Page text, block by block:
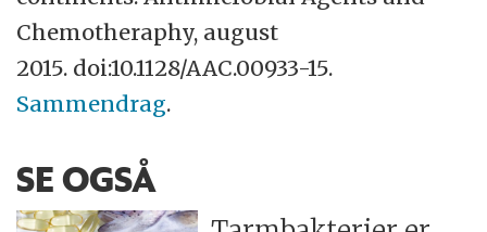
Chemotheraphy, august
2015. doi:10.1128/AAC.00933-15.
Sammendrag.
SE OGSÅ